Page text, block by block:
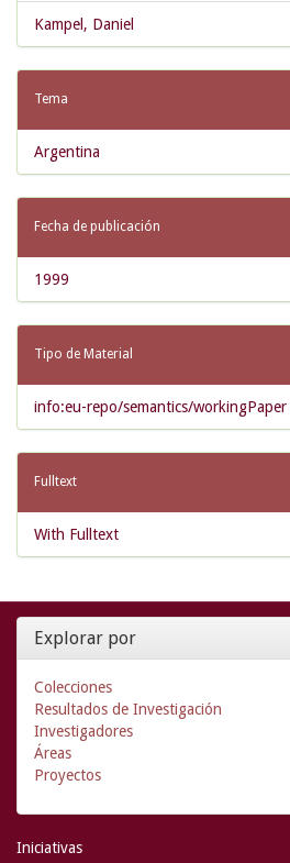
Kampel, Daniel
Tema
Argentina
Fecha de publicación
1999
Tipo de Material
info:eu-repo/semantics/workingPaper
Fulltext
With Fulltext
Explorar por
Colecciones
Resultados de Investigación
Investigadores
Áreas
Proyectos
Iniciativas